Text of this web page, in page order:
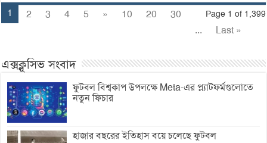
Page 1 of 1,399
1 2 3 4 5 » 10 20
30
...
Last »
এক্সক্লুসিভ সংবাদ
ফুটবল বিশ্বকাপ উপলক্ষে Meta-এর প্ল্যাটফর্মগুলোতে
নতুন ফিচার
হাজার বছরের ইতিহাস বয়ে চলেছে ফুটবল